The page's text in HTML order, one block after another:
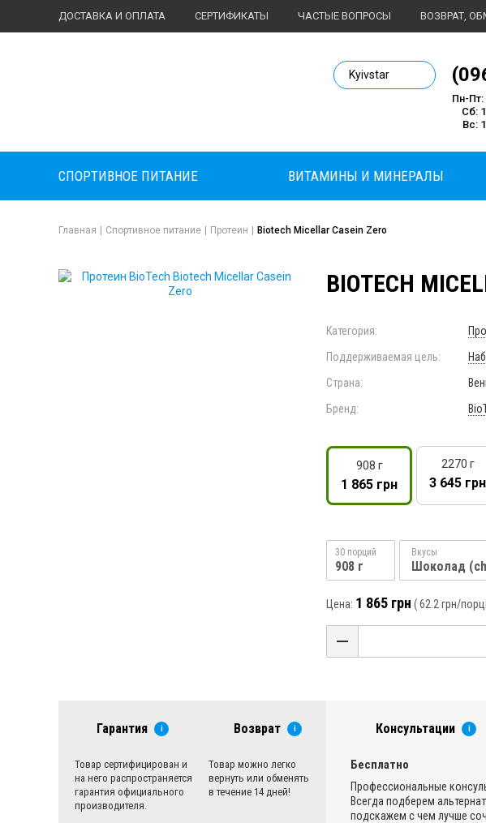
ДОСТАВКА И ОПЛАТА СЕРТИФИКАТЫ ЧАСТЫЕ ВОПРОСЫ ВОЗВРАТ,
Body Market №1 магазин
Kyivstar
Пн-Пт:
Сб:
Вс:
СПОРТИВНОЕ ПИТАНИЕ ВИТАМИНЫ И МИНЕРАЛЫ
Главная Спортивное питание Протеин Biotech Micellar Casein Zero
BIOTECH
Категория:
Поддерживаемая цель:
Страна:
Бренд:
908 г
1 865 грн
2270 г
3 645 грн
30 порций
908 г
Вкусы
Шоколад
Цена: 1 865 грн (62.2 грн/
Гарантия i
Товар сертифицирован и
на него распространяется
гарантия официального
производителя.
Возврат i
Товар можно легко
вернуть или обменять
в течение 14 дней!
Консультации i
Бесплатно
Профессиональные
Всегда подберем
подскажем с чем лучше